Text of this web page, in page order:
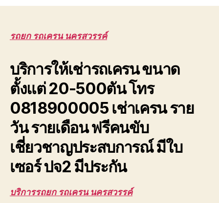
หลังคา
โรงงาน
ขนส่ง
เสีย
รถยก รถเครน นครสวรรค์
บริการให้เช่ารถเครน ขนาด
ตั้งแต่ 20-500ตัน โทร
0818900005 เช่าเครน ราย
วัน รายเดือน ฟรีคนขับ
เชี่ยวชาญประสบการณ์ มีใบ
เซอร์ ปจ2 มีประกัน
บริการรถยก รถเครน นครสวรรค์